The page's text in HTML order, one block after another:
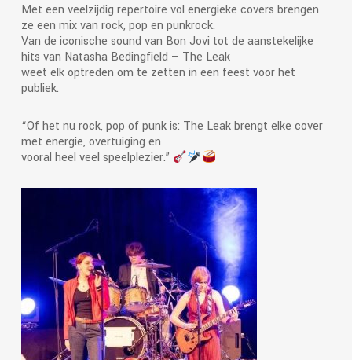
Met een veelzijdig repertoire vol energieke covers brengen
ze een mix van rock, pop en punkrock.
Van de iconische sound van Bon Jovi tot de aanstekelijke
hits van Natasha Bedingfield – The Leak
weet elk optreden om te zetten in een feest voor het
publiek.
“Of het nu rock, pop of punk is: The Leak brengt elke cover
met energie, overtuiging en
vooral heel veel speelplezier.”